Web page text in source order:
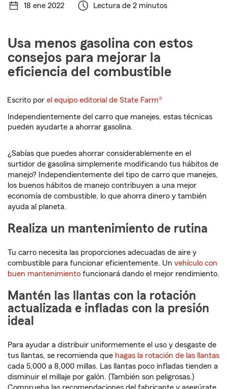
18 ene 2022 Lectura de 2 minutos
Usa menos gasolina con estos
consejos para mejorar la
eficiencia del combustible
Escrito porel equipo editorial de State Farm®
Independientemente del carro que manejes, estas técnicas
pueden ayudarte a ahorrar gasolina.
¿Sabías que puedes ahorrar considerablemente en el
surtidor de gasolina simplemente modificando tus hábitos de
manejo? Independientemente del tipo de carro que manejes,
los buenos hábitos de manejo contribuyen a una mejor
economía de combustible, lo que ahorra dinero y también
ayuda al planeta.
Realiza un mantenimiento de rutina
Tu carro necesita las proporciones adecuadas de aire y
combustible para funcionar eficientemente. Un vehículo con
buen mantenimiento funcionará dando el mejor rendimiento.
Mantén las llantas con la rotación
actualizada e infladas con la presión
ideal
Para ayudar a distribuir uniformemente el uso y desgaste de
tus llantas, se recomienda que hagas la rotación de las llantas
cada 5,000 a 8,000 millas. Las llantas poco infladas tienden a
disminuir el millaje por galón. (También son peligrosas.)